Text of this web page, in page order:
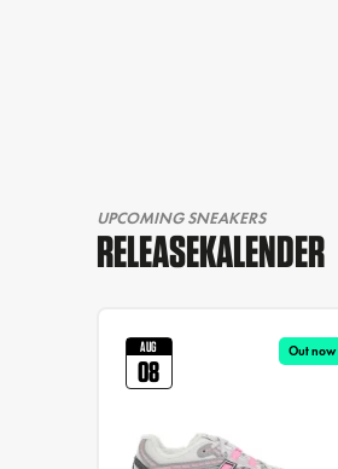
UPCOMING SNEAKERS
RELEASEKALENDER
AUG
08
Out now